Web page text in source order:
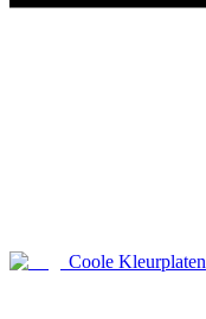
Coole Kleurplaten